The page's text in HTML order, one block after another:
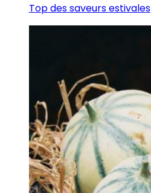
Top des saveurs estivales